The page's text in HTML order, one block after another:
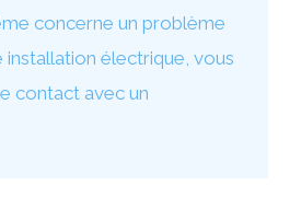
concerne un problème
installation électrique, vous
contact avec un